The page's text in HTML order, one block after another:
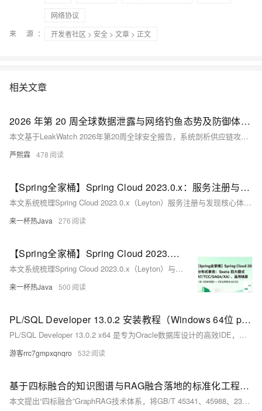
网络协议
来 源：
开发者社区 > 安全 > 文章 > 正文
相关文章
2026 年第 20 周全球数据泄露与网络钓鱼态势及防御体系研究
本文基于LeakWatch 2026年第20周全球安全报告，系统剖析供应链攻击、AiTM钓鱼、QR-Phishing、AI辅助漏洞挖掘等新型威胁，提出覆盖身份、邮件、URL、会话、漏洞的六层防御模型，并提供可部署代码，检出率超96%，助力政企构建闭环安全体系。（239字）
芦熙霖 478
【Spring全家桶】Spring Cloud 2023.0.x：服务注册与发现：Nacos、Eureka、Consul（附《思维导图》+《面试高频考点清单》）
本文系统梳理Spring Cloud 2023.0.x（Leyton）服务注册与发现核心体系，涵盖Nacos（AP/CP双模）、Consul（CP）、Eureka（维护模式）三大组件原理、对比与实战，深度解析CAP理论、健康检查、高可用集群及迁移方案，助力微服务架构落地。
来一杯热Java 276
【Spring全家桶】Spring Cloud 2023.0.x：分布式事务：Seata 四大模式（AT/TCC/SAGA/XA）、适用场景（附《思维导图》+《面试高频考点清单》）
本文系统梳理Spring Cloud 2023.0.x（Leyton）与Seata分布式事务的深度集成，涵盖AT/TCC/SAGA/XA四大模式原理、多维对比、场景选型及高可用实践，助力微服务数据一致性落地。
来一杯热Java 500
PL/SQL Developer 13.0.2 安装教程（Windows 64位 plsqldev1302x64.msi 详细步骤）
PL/SQL Developer 13.0.2 x64 是专为Oracle数据库设计的高效IDE，支持PL/SQL调试、SQL开发与对象管理。本教程详解64位Windows下安装步骤（含管理员运行、路径设置、桌面图标创建）及首次启动必备的Oracle Instant Client配置，助你快速上手。
游客rrc7gmpxqnqro 532
基于四标融合的知识图谱与RAG融合落地的标准化工程实践
本文提出“四标融合”GraphRAG技术体系，将GB/T 45341、45988、23011与ISO 42001四项标准嵌入RAG全链路，系统破解知识治理不规范、信源权威难验证、图谱脱离业务三大工程瓶颈，提供可复用的原子化处理、信源分级重排序、业务化图谱构建及合规生成路径。（239字）